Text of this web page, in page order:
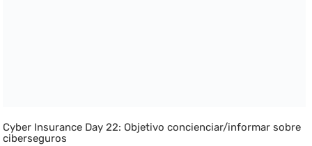
Cyber Insurance Day 22: Objetivo concienciar/informar sobre
ciberseguros